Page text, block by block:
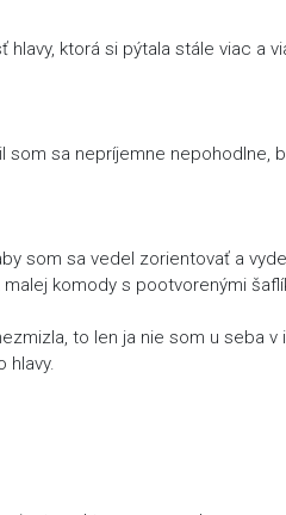
hlavy, ktorá si pýtala stále viac a
som sa nepríjemne nepohodlne,
som sa vedel zorientovať a
komody s pootvorenými
to len ja nie som u seba
hlavy.